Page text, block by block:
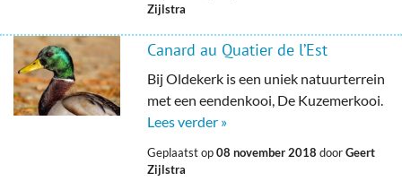
Zijlstra
Canard au Quatier de l’Est
Bij Oldekerk is een uniek natuurterrein
met een eendenkooi, De Kuzemerkooi.
Lees verder »
Geplaatst op08 november 2018 doorGeert
Zijlstra